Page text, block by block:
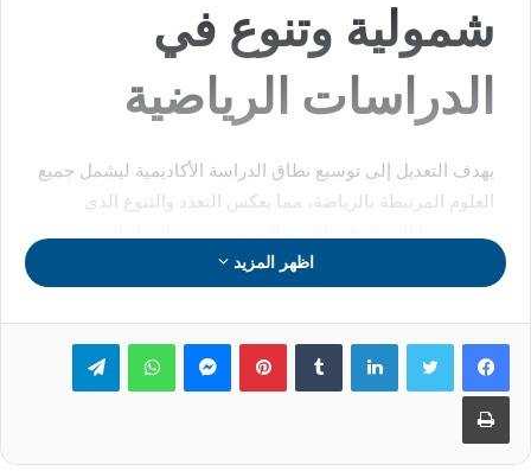
شمولية وتنوع في
الدراسات الرياضية
يهدف التعديل إلى توسيع نطاق الدراسة الأكاديمية ليشمل جميع
العلوم المرتبطة بالرياضة، مما يعكس التعدد والتنوع الذي
قدرة الكلية على مواكبة المستجدات العالمية سواء في المناهج
تطبيق المسمى الجديد
على الطلاب الملتحقين
اظهر المزيد
لينكدإن بينتيريستماسنجر واتساب تيلقرام
طباعة